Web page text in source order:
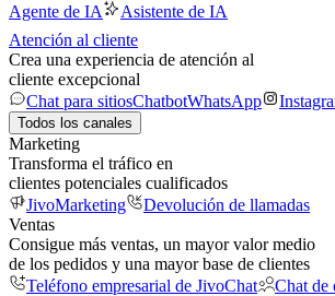
Agente de IA
Asistente de IA
Atención al cliente
Crea una experiencia de atención al
cliente excepcional
Chat para sitiosChatbotWhatsApp
Todos los canales
Marketing
Transforma el tráfico en
clientes potenciales cualificados
JivoMarketing
Devolución de llamadas
Ventas
Consigue más ventas, un mayor valor medio
de los pedidos y una mayor base de clientes
Teléfono empresarial de JivoChat
Chat de